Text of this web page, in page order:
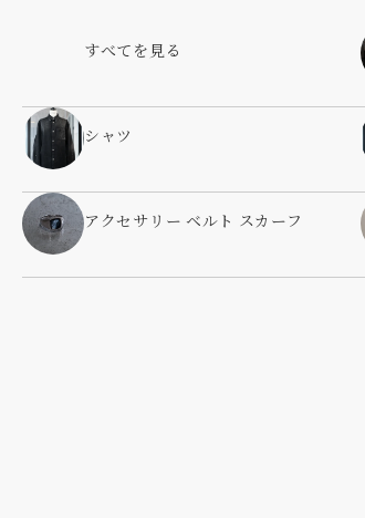
すべてを見る
シャツ
アクセサリー ベルト スカーフ